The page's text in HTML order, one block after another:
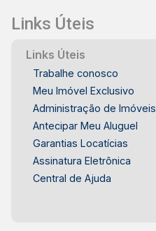
Links Úteis
Links Úteis
Trabalhe conosco
Meu Imóvel Exclusivo
Administração de Imóveis
Antecipar Meu Aluguel
Garantias Locatícias
Assinatura Eletrônica
Central de Ajuda